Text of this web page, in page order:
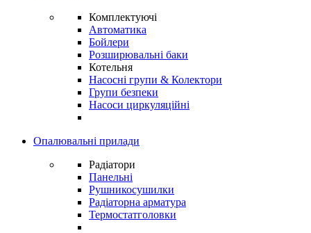
Комплектуючі
Автоматика
Бойлери
Розширювальні баки
Котельня
Насосні групи & Колектори
Групи безпеки
Насоси циркуляційні
Опалювальні прилади
Радіатори
Панельні
Рушникосушилки
Радіаторна арматура
Термостатголовки